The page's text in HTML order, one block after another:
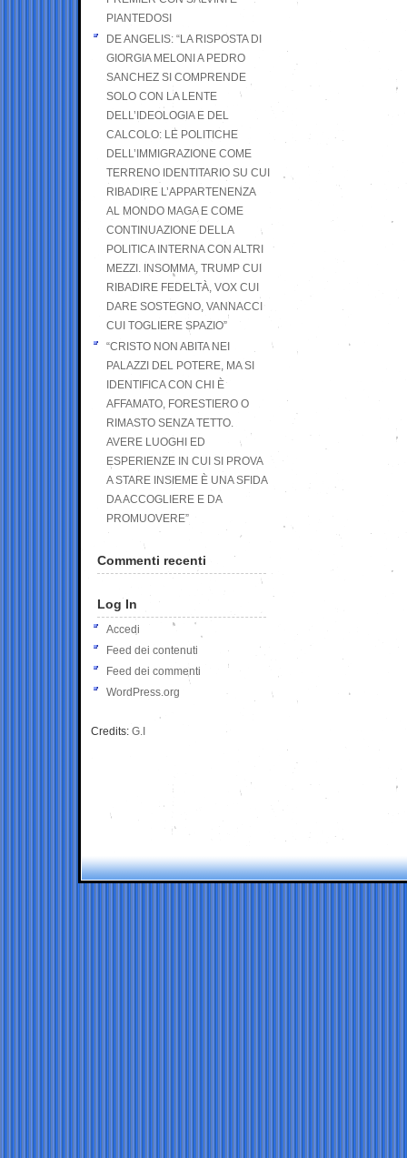
PIANTEDOSI
DE ANGELIS: “LA RISPOSTA DI
GIORGIA MELONI A PEDRO
SANCHEZ SI COMPRENDE
SOLO CON LA LENTE
DELL’IDEOLOGIA E DEL
CALCOLO: LE POLITICHE
DELL’IMMIGRAZIONE COME
TERRENO IDENTITARIO SU CUI
RIBADIRE L’APPARTENENZA
AL MONDO MAGA E COME
CONTINUAZIONE DELLA
POLITICA INTERNA CON ALTRI
MEZZI. INSOMMA, TRUMP CUI
RIBADIRE FEDELTÀ, VOX CUI
DARE SOSTEGNO, VANNACCI
CUI TOGLIERE SPAZIO”
“CRISTO NON ABITA NEI
PALAZZI DEL POTERE, MA SI
IDENTIFICA CON CHI È
AFFAMATO, FORESTIERO O
RIMASTO SENZA TETTO.
AVERE LUOGHI ED
ESPERIENZE IN CUI SI PROVA
A STARE INSIEME È UNA SFIDA
DA ACCOGLIERE E DA
PROMUOVERE”
Commenti recenti
Log In
Accedi
Feed dei contenuti
Feed dei commenti
WordPress.org
Credits: G.I